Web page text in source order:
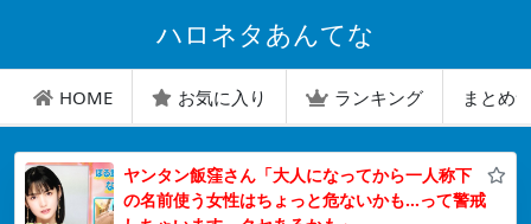
ハロネタあんてな
HOME お気に入り ランキング まとめ
ヤンタン飯窪さん「大人になってから一人称下
の名前使う女性はちょっと危ないかも…って警戒